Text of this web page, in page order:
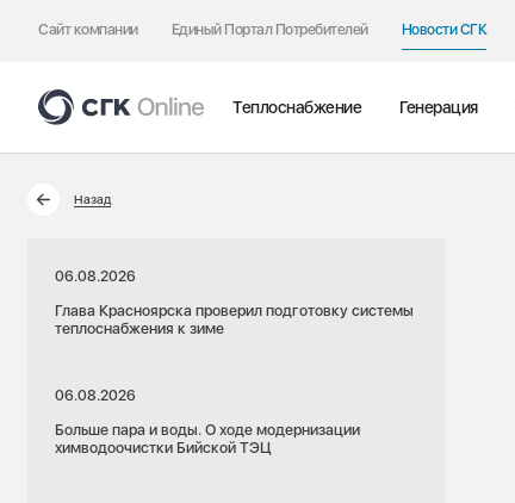
Сайт компании Единый Портал Потребителей Новости СГК
Теплоснабжение Генерация
Назад
06.08.2026
Глава Красноярска проверил подготовку системы
теплоснабжения к зиме
06.08.2026
Больше пара и воды. О ходе модернизации
химводоочистки Бийской ТЭЦ